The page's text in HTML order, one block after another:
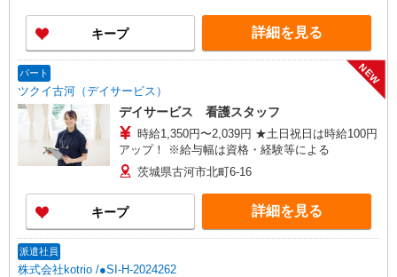
れる （別途規定） ★給与日払い制度あり！
キープ 詳細を見る
パート
ツクイ古河（デイサービス）
NEW
デイサービス 看護スタッフ
時給1,350円〜2,039円 ★土日祝日は時給100円
アップ！ ※給与幅は資格・経験等による
茨城県古河市北町6-16
キープ 詳細を見る
派遣社員
株式会社kotrio /●SI-H-2024262